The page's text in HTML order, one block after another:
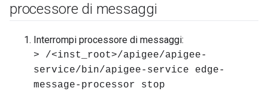
processore di messaggi
Interrompi processore di messaggi:
> /<inst_root>/apigee/apigee-
service/bin/apigee-service edge-
message-processor stop